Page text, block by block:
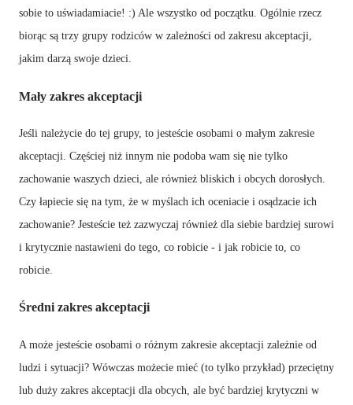
sobie to uświadamiacie! :) Ale wszystko od początku. Ogólnie rzecz
biorąc są trzy grupy rodziców w zależności od zakresu akceptacji,
jakim darzą swoje dzieci.
Mały zakres akceptacji
Jeśli należycie do tej grupy, to jesteście osobami o małym zakresie
akceptacji. Częściej niż innym nie podoba wam się nie tylko
zachowanie waszych dzieci, ale również bliskich i obcych dorosłych.
Czy łapiecie się na tym, że w myślach ich oceniacie i osądzacie ich
zachowanie? Jesteście też zazwyczaj również dla siebie bardziej surowi
i krytycznie nastawieni do tego, co robicie - i jak robicie to, co
robicie.
Średni zakres akceptacji
A może jesteście osobami o różnym zakresie akceptacji zależnie od
ludzi i sytuacji? Wówczas możecie mieć (to tylko przykład) przeciętny
lub duży zakres akceptacji dla obcych, ale być bardziej krytyczni w